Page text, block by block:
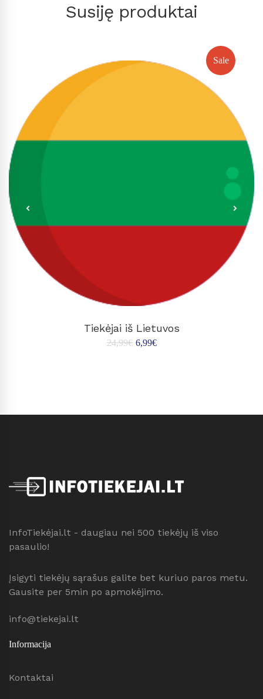
Susiję produktai
Sale
Į KREPŠELĮ
Tiekėjai iš Lietuvos
24,99€ 6,99€
InfoTiekėjai.lt - daugiau nei 500 tiekėjų iš viso
pasaulio!
Įsigyti tiekėjų sąrašus galite bet kuriuo paros metu.
Gausite per 5min po apmokėjimo.
info@tiekejai.lt
Informacija
Kontaktai